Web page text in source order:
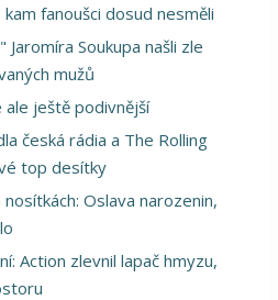
fanoušci dosud nesměli
Soukupa našli zle
mužů
ale ještě podivnější
česká rádia a The Rolling
top desítky
Oslava narozenin,
Action zlevnil lapač hmyzu,